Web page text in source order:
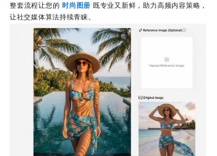
整套流程让您的 时尚图册 既专业又新鲜，助力高频内容策略，
让社交媒体算法持续青睐。